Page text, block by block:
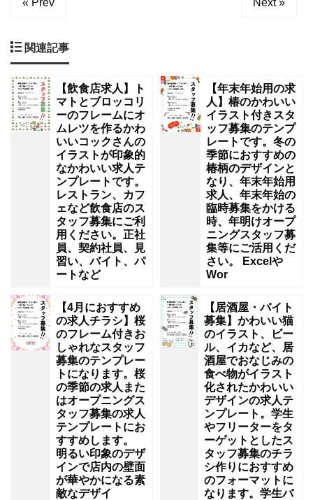
関連記事
【飲食店求人】ト
マトとブロッコリ
ーのフレームにオ
ムレツを作るかわ
いいコックさんの
イラストが印象的
なかわいい求人テ
ンプレートです。
レストラン、カフ
ェなど飲食店のス
タッフ募集にご利
用ください。正社
員、契約社員、見
習い、バイト、パ
ートなど
【年末年始用の求
人】椿のかわいい
イラスト付きスタ
ッフ募集のテンプ
レートです。冬の
季節におすすめの
椿柄のデザインと
なり、年末年始用
求人、年末年始の
臨時募集をかける
時、年明けオープ
ニングスタッフ募
集等にご活用くだ
さい。 Excelや
Wor
【4月におすすめ
の求人チラシ】桜
のフレーム付きお
しゃれなスタッフ
募集のテンプレー
トになります。桜
の季節の求人また
はオープニングス
タッフ募集の求人
テンプレートにお
すすめします。
明るい印象のデザ
インで店内の壁面
が華やかになる素
敵なデザイ
【居酒屋・バイト
募集】かわいい猫
のイラスト、ビー
ル、イカなど、居
酒屋でおなじみの
食べ物がイラスト
化されたかわいい
デザインの求人テ
ンプレート。学生
やフリーターをタ
ーゲットとしたス
タッフ募集のチラ
シ作りにおすすめ
のフォーマットに
なります。学生バ